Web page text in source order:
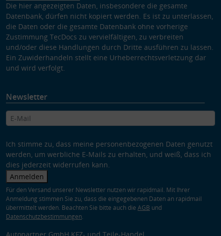
Die hier angezeigten Daten, insbesondere die gesamte
Datenbank, dürfen nicht kopiert werden. Es ist zu unterlassen,
die Daten oder die gesamte Datenbank ohne vorherige
Zustimmung TecDocs zu vervielfältigen, zu verbreiten
und/oder diese Handlungen durch Dritte ausführen zu lassen.
Ein Zuwiderhandeln stellt eine Urheberrechtsverletzung dar
und wird verfolgt.
Newsletter
Ich stimme zu, dass meine personenbezogenen Daten genutzt
werden, um werbliche E-Mails zu erhalten, und weiß, dass ich
dies jederzeit widerrufen kann.
Anmelden
Für den Versand unserer Newsletter nutzen wir rapidmail. Mit Ihrer
Anmeldung stimmen Sie zu, dass die eingegebenen Daten an rapidmail
übermittelt werden. Beachten Sie bitte auch die AGB und
Datenschutzbestimmungen.